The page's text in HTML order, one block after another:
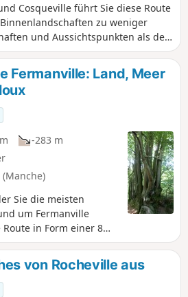
Cosqueville führt Sie diese Route
zu weniger
und Aussichtspunkten als den
Moulins oder auf dem
beiden Häfen von Fermanville
Fermanville: Land, Meer
-283 m
Sie die meisten
um Fermanville
in Form einer 8
(15,5 km) und eine
von Rocheville aus